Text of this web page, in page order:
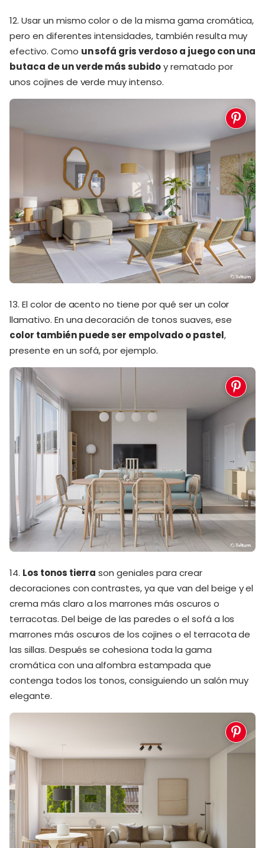
12. Usar un mismo color o de la misma gama cromática,
pero en diferentes intensidades, también resulta muy
efectivo. Como un sofá gris verdoso a juego con una
butaca de un verde más subidoy rematado por
unos cojines de verde muy intenso.
13. El color de acento no tiene por qué ser un color
llamativo. En una decoración de tonos suaves, ese
color también puede ser empolvado o pastel,
presente en un sofá, por ejemplo.
14. Los tonos tierra son geniales para crear
decoraciones con contrastes, ya que van del beige y el
crema más claro a los marrones más oscuros o
terracotas. Del beige de las paredes o el sofá a los
marrones más oscuros de los cojines o el terracota de
las sillas. Después se cohesiona toda la gama
cromática con una alfombra estampada que
contenga todos los tonos, consiguiendo un salón muy
elegante.